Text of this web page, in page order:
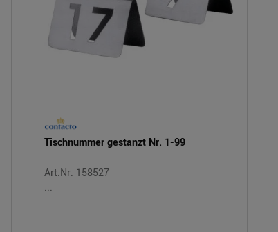
Tischnummer gestanzt Nr. 1-99
Art.Nr. 158527
...